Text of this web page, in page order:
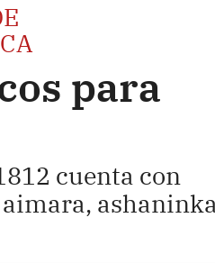
para
cuenta con